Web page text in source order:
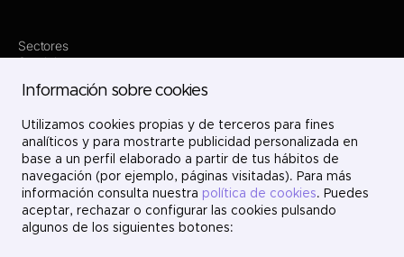
Sectores
Servicios
Proyectos
Únete
Contacto
LinkedIn
X
Instagram
YouTube
Información sobre cookies
Utilizamos cookies propias y de terceros para fines
analíticos y para mostrarte publicidad personalizada en
base a un perfil elaborado a partir de tus hábitos de
navegación (por ejemplo, páginas visitadas). Para más
información consulta nuestra política de cookies. Puedes
aceptar, rechazar o configurar las cookies pulsando
algunos de los siguientes botones: